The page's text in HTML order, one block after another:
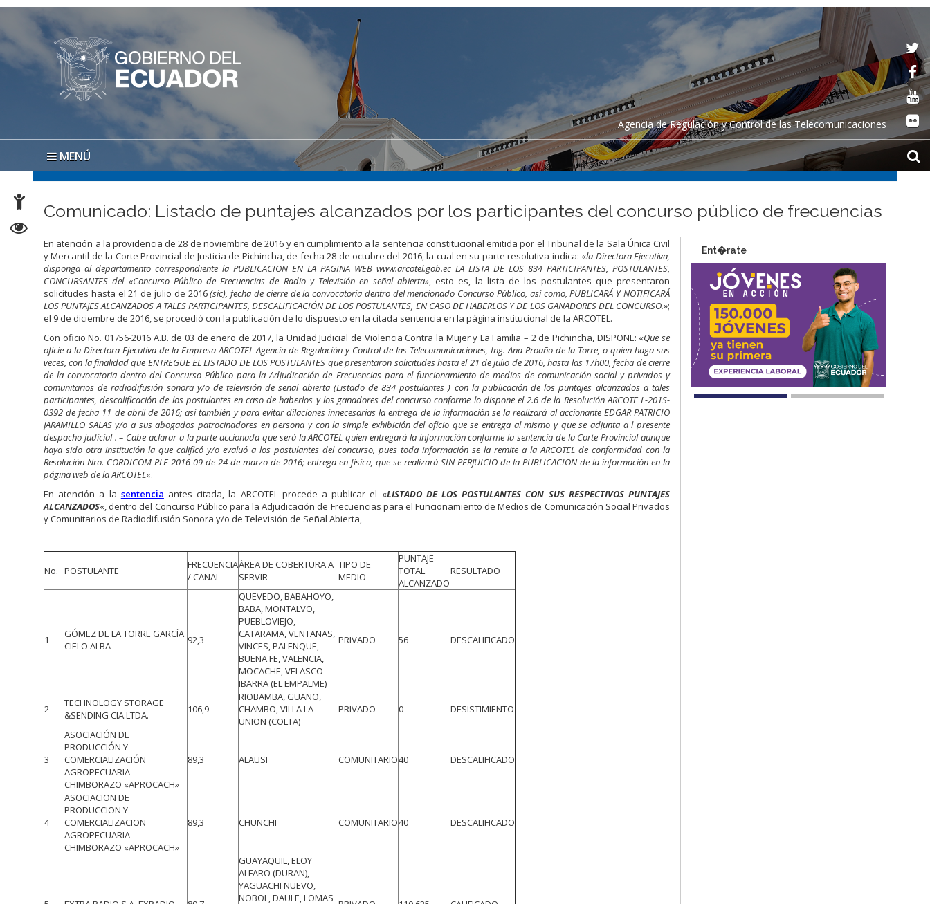
Agencia de Regulación y Control de las Telecomunicaciones
MENÚ
Comunicado: Listado de puntajes alcanzados por los participantes del concurso público de frecuencias
En atención a la providencia de 28 de noviembre de 2016 y en cumplimiento a la sentencia constitucional emitida por el Tribunal de la Sala Única Civil
y Mercantil de la Corte Provincial de Justicia de Pichincha, de fecha 28 de octubre del 2016, la cual en su parte resolutiva indica: «la Directora Ejecutiva,
disponga al departamento correspondiente la PUBLICACION EN LA PAGINA WEB www.arcotel.gob.ec LA LISTA DE LOS 834 PARTICIPANTES, POSTULANTES,
CONCURSANTES del «Concurso Público de Frecuencias de Radio y Televisión en señal abierta», esto es, la lista de los postulantes que presentaron
solicitudes hasta el 21 de julio de 2016(sic), fecha de cierre de la convocatoria dentro del mencionado Concurso Público, así como, PUBLICARÁ Y NOTIFICARÁ
LOS PUNTAJES ALCANZADOS A TALES PARTICIPANTES, DESCALIFICACIÓN DE LOS POSTULANTES, EN CASO DE HABERLOS Y DE LOS GANADORES DEL CONCURSO.»;
el 9 de diciembre de 2016, se procedió con la publicación de lo dispuesto en la citada sentencia en la página institucional de la ARCOTEL.
Con oficio No. 01756-2016 A.B. de 03 de enero de 2017, la Unidad Judicial de Violencia Contra la Mujer y La Familia – 2 de Pichincha, DISPONE: «Que se
oficie a la Directora Ejecutiva de la Empresa ARCOTEL Agencia de Regulación y Control de las Telecomunicaciones, Ing. Ana Proaño de la Torre, o quien haga sus
veces, con la finalidad que ENTREGUE EL LISTADO DE LOS POSTULANTES que presentaron solicitudes hasta el 21 de julio de 2016, hasta las 17h00, fecha de cierre
de la convocatoria dentro del Concurso Público para la Adjudicación de Frecuencias para el funcionamiento de medios de comunicación social y privados y
comunitarios de radiodifusión sonora y/o de televisión de señal abierta (Listado de 834 postulantes ) con la publicación de los puntajes alcanzados a tales
participantes, descalificación de los postulantes en caso de haberlos y los ganadores del concurso conforme lo dispone el 2.6 de la Resolución ARCOTE L-201S-
0392 de fecha 11 de abril de 2016; así también y para evitar dilaciones innecesarias la entrega de la información se la realizará al accionante EDGAR PATRICIO
JARAMILLO SALAS y/o a sus abogados patrocinadores en persona y con la simple exhibición del oficio que se entrega al mismo y que se adjunta a l presente
despacho judicial . – Cabe aclarar a la parte accionada que será la ARCOTEL quien entregará la información conforme la sentencia de la Corte Provincial aunque
haya sido otra institución la que calificó y/o evaluó a los postulantes del concurso, pues toda información se la remite a la ARCOTEL de conformidad con la
Resolución Nro. CORDICOM-PLE-2016-09 de 24 de marzo de 2016; entrega en física, que se realizará SIN PERJUICIO de la PUBLICACION de la información en la
página web de la ARCOTEL«.
En atención a la sentencia antes citada, la ARCOTEL procede a publicar el «LISTADO DE LOS POSTULANTES CON SUS RESPECTIVOS PUNTAJES
ALCANZADOS«, dentro del Concurso Público para la Adjudicación de Frecuencias para el Funcionamiento de Medios de Comunicación Social Privados
y Comunitarios de Radiodifusión Sonora y/o de Televisión de Señal Abierta,
No. POSTULANTE
FRECUENCIA
/ CANAL
ÁREA DE COBERTURA A
SERVIR
TIPO DE
MEDIO
PUNTAJE
TOTAL
ALCANZADO
RESULTADO
1
GÓMEZ DE LA TORRE GARCÍA
CIELO ALBA
92,3
QUEVEDO, BABAHOYO,
BABA, MONTALVO,
PUEBLOVIEJO,
CATARAMA, VENTANAS,
VINCES, PALENQUE,
BUENA FE, VALENCIA,
MOCACHE, VELASCO
IBARRA (EL EMPALME)
PRIVADO 56 DESCALIFICADO
2
TECHNOLOGY STORAGE
&SENDING CIA.LTDA.
106,9
RIOBAMBA, GUANO,
CHAMBO, VILLA LA
UNION (COLTA)
PRIVADO 0 DESISTIMIENTO
3
ASOCIACIÓN DE
PRODUCCIÓN Y
COMERCIALIZACIÓN
AGROPECUARIA
CHIMBORAZO «APROCACH»
89,3 ALAUSI COMUNITARIO40 DESCALIFICADO
4
ASOCIACION DE
PRODUCCION Y
COMERCIALIZACION
AGROPECUARIA
CHIMBORAZO «APROCACH»
89,3 CHUNCHI COMUNITARIO40 DESCALIFICADO
GUAYAQUIL, ELOY
ALFARO (DURAN),
YAGUACHI NUEVO,
NOBOL, DAULE, LOMAS
Ent�rate